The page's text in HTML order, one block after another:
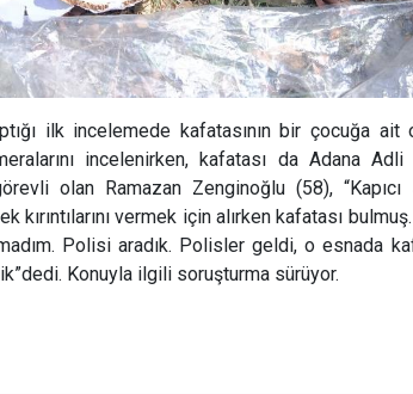
ilk incelemede kafatasının bir çocuğa ait
incelenirken, kafatası da Adana Adli
olan Ramazan Zenginoğlu (58),
vermek için alırken kafatası
Polisi aradık. Polisler geldi, o esnada
Konuyla ilgili soruşturma sürüyor.